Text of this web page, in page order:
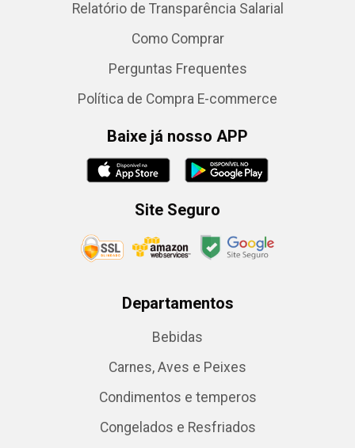
Relatório de Transparência Salarial
Como Comprar
Perguntas Frequentes
Política de Compra E-commerce
Baixe já nosso APP
Site Seguro
Departamentos
Bebidas
Carnes, Aves e Peixes
Condimentos e temperos
Congelados e Resfriados